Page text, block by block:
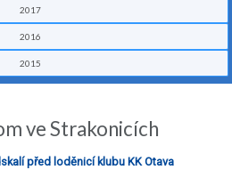
2017
2016
2015
ve Strakonicích
před loděnicí klubu KK Otava